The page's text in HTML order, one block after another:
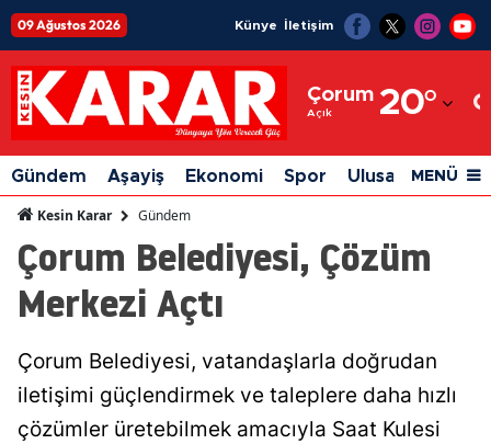
09 Ağustos 2026 Künye İletişim
Çorum
Açık 20°
Adıyaman
Afyonkarahisar
Ağrı
Amasya
Artvin
Aydın
Gündem Aşayiş Ekonomi Spor Ulusal Siyaset
MENÜ
Kesin Karar Gündem
Çorum Belediyesi, Çözüm
Merkezi Açtı
Çorum Belediyesi, vatandaşlarla doğrudan
iletişimi güçlendirmek ve taleplere daha hızlı
çözümler üretebilmek amacıyla Saat Kulesi